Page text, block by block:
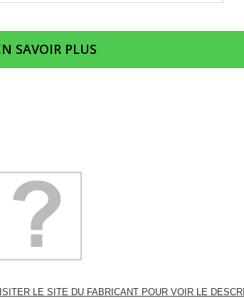
SAVOIR PLUS
LE SITE DU FABRICANT POUR VOIR LE